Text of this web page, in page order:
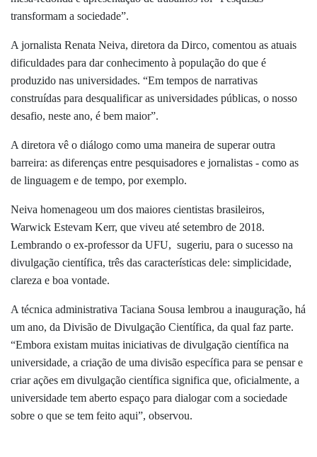
transformam a sociedade”.
A jornalista Renata Neiva, diretora da Dirco, comentou as atuais
dificuldades para dar conhecimento à população do que é
produzido nas universidades. “Em tempos de narrativas
construídas para desqualificar as universidades públicas, o nosso
desafio, neste ano, é bem maior”.
A diretora vê o diálogo como uma maneira de superar outra
barreira: as diferenças entre pesquisadores e jornalistas - como as
de linguagem e de tempo, por exemplo.
Neiva homenageou um dos maiores cientistas brasileiros,
Warwick Estevam Kerr, que viveu até setembro de 2018.
Lembrando o ex-professor da UFU, sugeriu, para o sucesso na
divulgação científica, três das características dele: simplicidade,
clareza e boa vontade.
A técnica administrativa Taciana Sousa lembrou a inauguração, há
um ano, da Divisão de Divulgação Científica, da qual faz parte.
“Embora existam muitas iniciativas de divulgação científica na
universidade, a criação de uma divisão específica para se pensar e
criar ações em divulgação científica significa que, oficialmente, a
universidade tem aberto espaço para dialogar com a sociedade
sobre o que se tem feito aqui”, observou.